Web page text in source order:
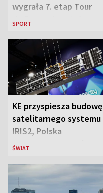
wygrała 7. etap Tour
de France i została
SPORT
KE przyspiesza budowę
satelitarnego systemu
IRIS2, Polska
przeznaczy 656 mln
ŚWIAT